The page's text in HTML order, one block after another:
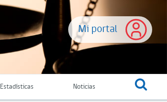
Mi portal
Estadísticas Noticias